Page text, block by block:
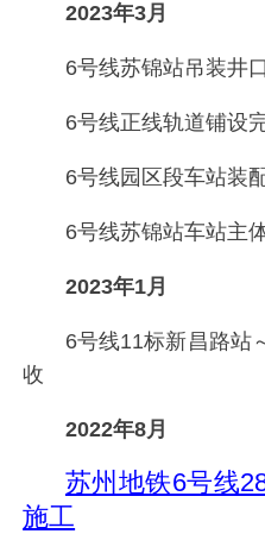
2023年3月
6号线苏锦站吊装井
6号线正线轨道铺设
6号线园区段车站装
6号线苏锦站车站主
2023年1月
6号线11标新昌路站
收
2022年8月
苏州地铁6号线
施工